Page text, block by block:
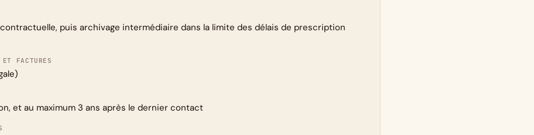
puis archivage intermédiaire dans la limite des délais de prescription
ET FACTURES
et au maximum 3 ans après le dernier contact